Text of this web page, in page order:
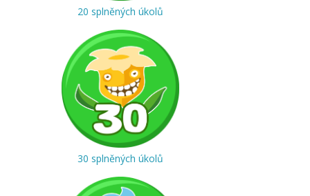
20 splněných úkolů
30 splněných úkolů